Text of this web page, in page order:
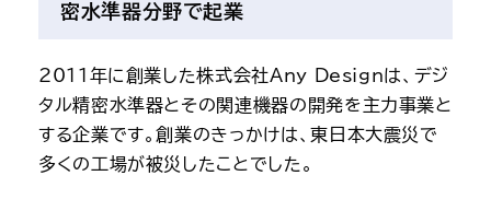
密水準器分野で起業
2011年に創業した株式会社Any Designは、デジ
タル精密水準器とその関連機器の開発を主力事業と
する企業です。創業のきっかけは、東日本大震災で
多くの工場が被災したことでした。